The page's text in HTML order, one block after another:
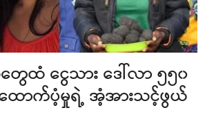
ထံ ငွေသား ဒေါ်လာ ၅၅၀
ာက်ပံ့မှုရဲ့ အံ့အားသင့်ဖွယ်